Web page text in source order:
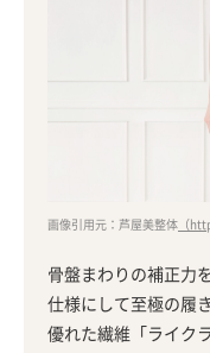
画像引用元：芦屋美整体 （
骨盤まわりの補正力
仕様にして至極の履
優れた繊維「ライク